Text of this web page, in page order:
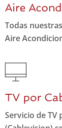
Aire
Todas
Aire
TV por
Servicio de